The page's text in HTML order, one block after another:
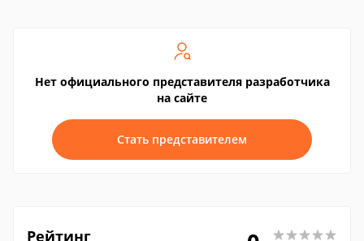
Нет официального представителя разработчика
на сайте
Стать представителем
Рейтинг